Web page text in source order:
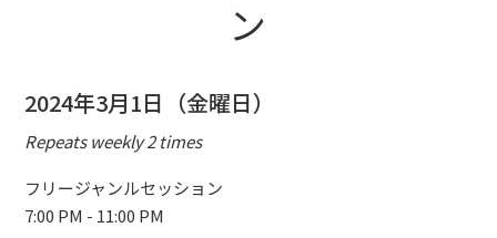
ABOUT
ン
2024年3月1日（金曜日）
Repeats weekly 2 times
フリージャンルセッション
7:00 PM - 11:00 PM